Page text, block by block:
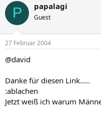
P papalagi
Guest
27 Februar 2004
@david
Danke für diesen Link.....
:ablachen
Jetzt weiß ich warum